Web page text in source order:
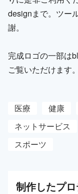
designまで。ツー
謝。
完成ロゴの一部は
ご覧いただけます。
医療 健康
ネットサービス
スポーツ
制作したプロ